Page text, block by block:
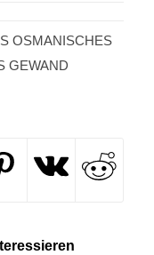
OSMANISCHES
GEWAND